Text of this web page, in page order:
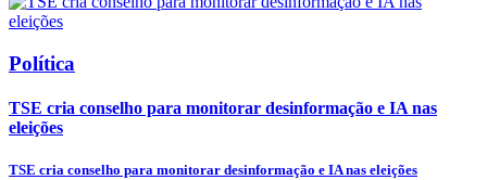
Política
TSE cria conselho para monitorar desinformação e IA nas
eleições
TSE cria conselho para monitorar desinformação e IA nas eleições